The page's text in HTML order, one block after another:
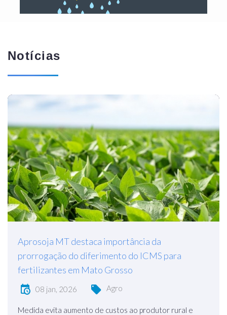
Notícias
Aprosoja MT destaca importância da
prorrogação do diferimento do ICMS para
fertilizantes em Mato Grosso
08 jan, 2026 Agro
Medida evita aumento de custos ao produtor rural e